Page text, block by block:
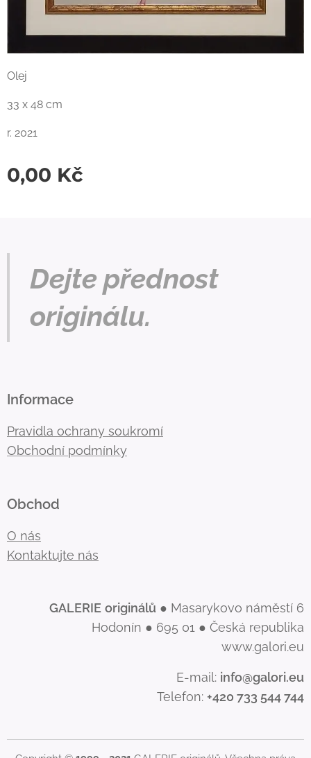
Olej
33 x 48 cm
r. 2021
0,00 Kč
Dejte přednost
originálu.
Informace
Pravidla ochrany soukromí
Obchodní podmínky
Obchod
O nás
Kontaktujte nás
GALERIE originálů ● Masarykovo náměstí 6
Hodonín ● 695 01 ● Česká republika
www.galori.eu
E-mail: info@galori.eu
Telefon: +420 733 544 744